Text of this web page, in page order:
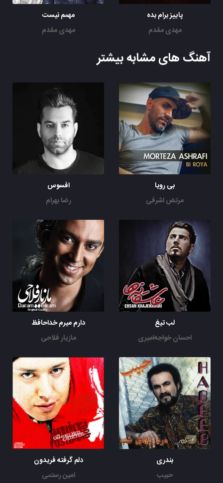
پاییز برام بده
مهدی مقدم
مهمم نیست
مهدی مقدم
آهنگ های مشابه بیشتر
بی رویا
مرتض اشرفی
افسوس
رضا بهرام
لب تیغ
احسان خواجه‌امیری
دارم میرم خداحافظ
مازیار فلاحی
بندری
حبیب
دلم گرفته فریدون
امین رستمی